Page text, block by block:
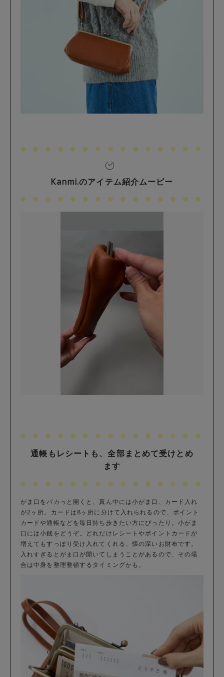
Kanmi.のアイテム紹介ムービー
通帳もレシートも、全部まとめて受けとめ
ます
がま口をパカっと開くと、真ん中には小がま口、カード入れ
が2ヶ所。カードは8ヶ所に分けて入れられるので、ポイント
カードや通帳などを毎日持ち歩きたい方にぴったり。小がま
口には小銭をどうぞ。どれだけレシートやポイントカードが
増えてもすっぽり受け入れてくれる、懐の深いお財布です。
入れすぎるとがま口が開いてしまうことがあるので、その場
合は中身を整理整頓するタイミングかも。